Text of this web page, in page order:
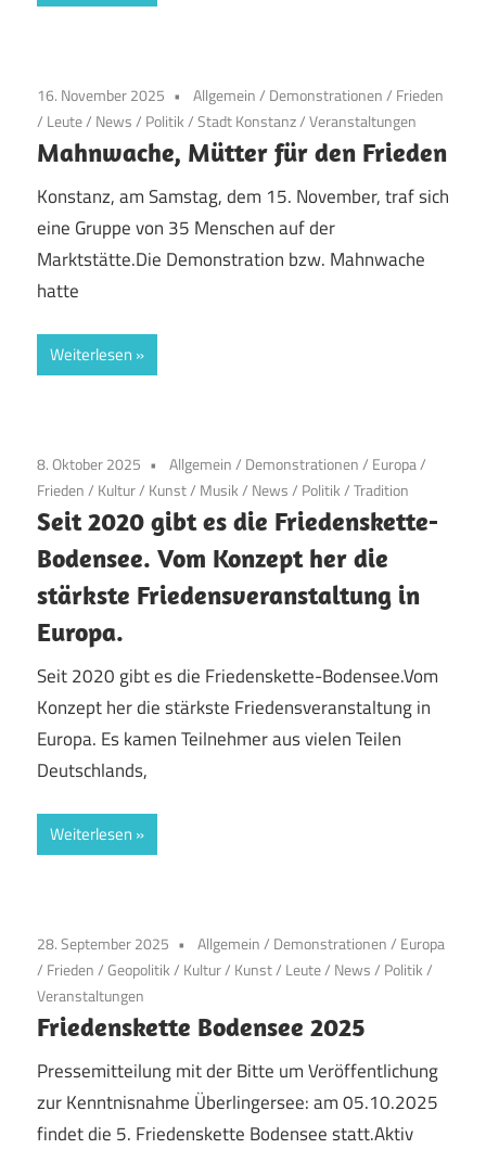
16. November 2025 Allgemein/ Demonstrationen/ Frieden
/ Leute/ News/ Politik/Stadt Konstanz/Veranstaltungen
Mahnwache, Mütter für den Frieden
Konstanz, am Samstag, dem 15. November, traf sich
eine Gruppe von 35 Menschen auf der
Marktstätte.Die Demonstration bzw. Mahnwache
hatte
Weiterlesen
8. Oktober 2025 Allgemein/ Demonstrationen/ Europa/
Frieden/ Kultur/ Kunst/ Musik/ News/ Politik/Tradition
Seit 2020 gibt es die Friedenskette-
Bodensee. Vom Konzept her die
stärkste Friedensveranstaltung in
Europa.
Seit 2020 gibt es die Friedenskette-Bodensee.Vom
Konzept her die stärkste Friedensveranstaltung in
Europa. Es kamen Teilnehmer aus vielen Teilen
Deutschlands,
Weiterlesen
28. September 2025 Allgemein/ Demonstrationen/ Europa
/ Frieden/Geopolitik/ Kultur/ Kunst/ Leute/ News/ Politik/
Veranstaltungen
Friedenskette Bodensee 2025
Pressemitteilung mit der Bitte um Veröffentlichung
zur Kenntnisnahme Überlingersee: am 05.10.2025
findet die 5. Friedenskette Bodensee statt.Aktiv